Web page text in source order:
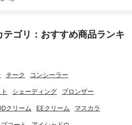
ゴリ：おすすめ商品ランキ
チーク コンシーラー
シェーディング ブロンザー
クリーム EEクリーム マスカラ